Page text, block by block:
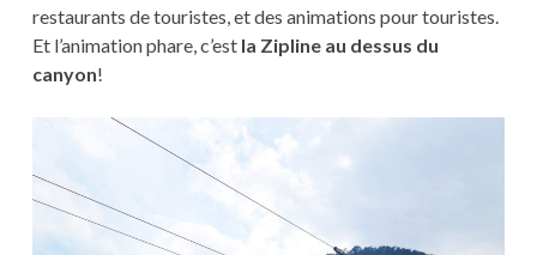
restaurants de touristes, et des animations pour touristes.
Et l’animation phare, c’est la Zipline au dessus du
canyon!